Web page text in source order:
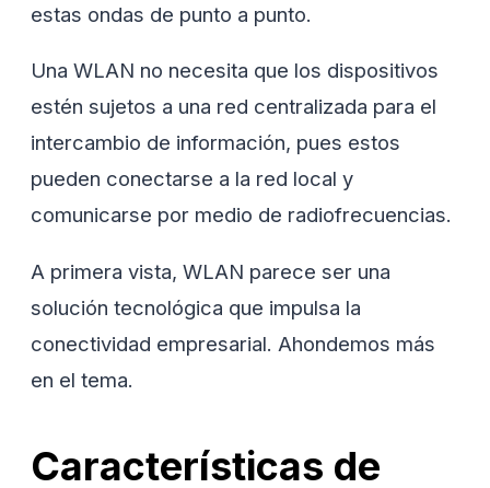
estas ondas de punto a punto.
Una WLAN no necesita que los dispositivos
estén sujetos a una red centralizada para el
intercambio de información, pues estos
pueden conectarse a la red local y
comunicarse por medio de radiofrecuencias.
A primera vista, WLAN parece ser una
solución tecnológica que impulsa la
conectividad empresarial. Ahondemos más
en el tema.
Características de